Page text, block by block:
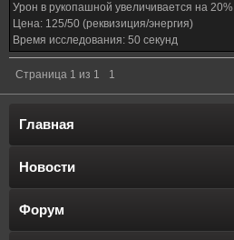
Урон в рукопашной увеличивается на 20%
Цена: 125/50 (реквизиция/энергия)
Время исследования: 50 секунд
Страница 1 из 1 1
Главная
Новости
Форум